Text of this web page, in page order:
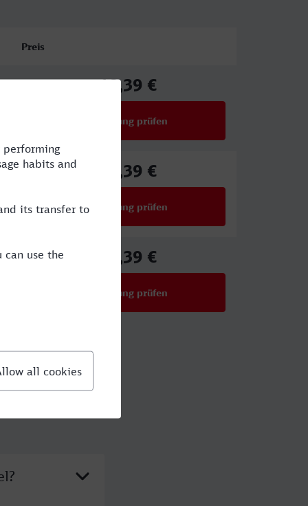
Preis
18,39 €
Verbindung prüfen
33,39 €
Verbindung prüfen
31,39 €
Verbindung prüfen